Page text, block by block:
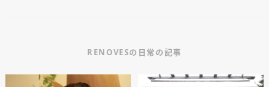
RENOVESの日常の記事